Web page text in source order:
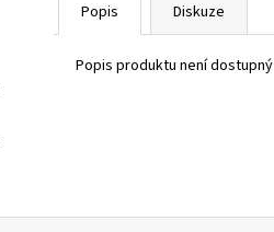
Popis Diskuze
Popis produktu není dostupný